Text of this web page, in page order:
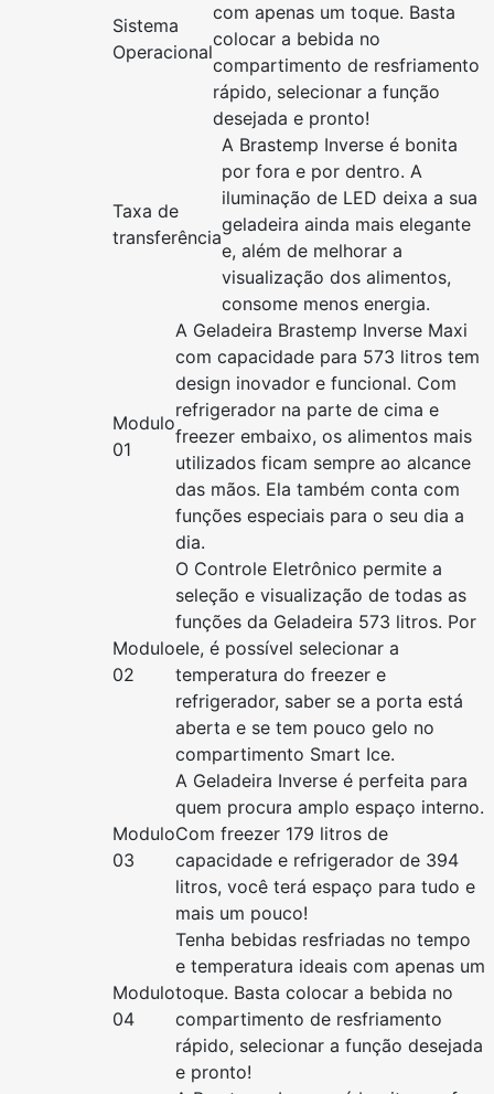
Sistema
Operacional
com apenas um toque. Basta
colocar a bebida no
compartimento de resfriamento
rápido, selecionar a função
desejada e pronto!
Taxa de
transferência
A Brastemp Inverse é bonita
por fora e por dentro. A
iluminação de LED deixa a sua
geladeira ainda mais elegante
e, além de melhorar a
visualização dos alimentos,
consome menos energia.
Modulo
01
A Geladeira Brastemp Inverse Maxi
com capacidade para 573 litros tem
design inovador e funcional. Com
refrigerador na parte de cima e
freezer embaixo, os alimentos mais
utilizados ficam sempre ao alcance
das mãos. Ela também conta com
funções especiais para o seu dia a
dia.
Modulo
02
O Controle Eletrônico permite a
seleção e visualização de todas as
funções da Geladeira 573 litros. Por
ele, é possível selecionar a
temperatura do freezer e
refrigerador, saber se a porta está
aberta e se tem pouco gelo no
compartimento Smart Ice.
Modulo
03
A Geladeira Inverse é perfeita para
quem procura amplo espaço interno.
Com freezer 179 litros de
capacidade e refrigerador de 394
litros, você terá espaço para tudo e
mais um pouco!
Modulo
04
Tenha bebidas resfriadas no tempo
e temperatura ideais com apenas um
toque. Basta colocar a bebida no
compartimento de resfriamento
rápido, selecionar a função desejada
e pronto!